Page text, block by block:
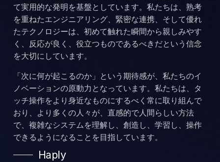
て実用的な発明を基盤としています。私たちは、熟考
を重ねたエンジニアリング、緊密な連携、そして優れ
たテクノロジーは、初めて触れた瞬間から親しみやす
く、反応が良く、役立つものであるべきだという信念
を大切にしています。
「次に何が起こるのか」という期待感が、私たちのイ
ノベーションの原動力となっています。私たちは、タ
ッチ操作をより身近なものにするべく常に取り組んで
おり、より多くの人々が、直感的で人間らしい方法
で、複雑なシステムを理解し、創造し、学習し、操作
できるようになることを目指しています。
Haply